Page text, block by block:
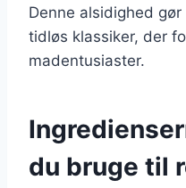
Denne alsidighed
tidløs klassiker, der
madentusiaster.
du bruge til